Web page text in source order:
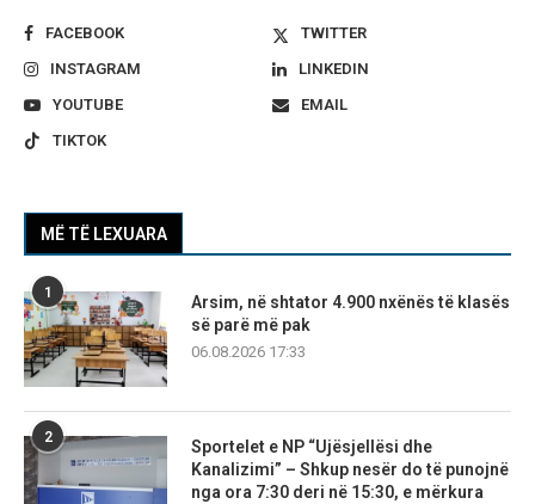
FACEBOOK
TWITTER
INSTAGRAM
LINKEDIN
YOUTUBE
EMAIL
TIKTOK
MË TË LEXUARA
1
Arsim, në shtator 4.900 nxënës të klasës
së parë më pak
06.08.2026 17:33
2
Sportelet e NP “Ujësjellësi dhe
Kanalizimi” – Shkup nesër do të punojnë
nga ora 7:30 deri në 15:30, e mërkura